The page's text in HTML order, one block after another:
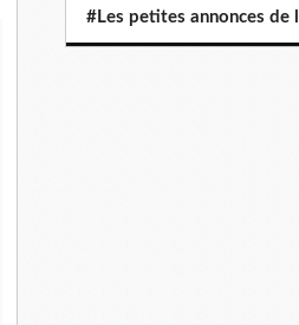
#Les petites annonces de